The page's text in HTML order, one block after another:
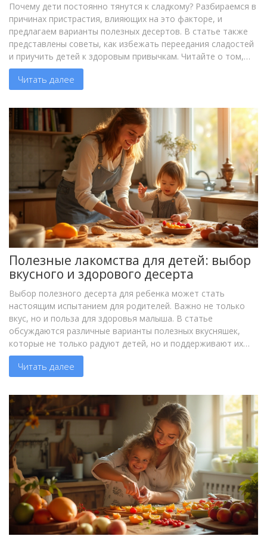
Почему дети постоянно тянутся к сладкому? Разбираемся в
причинах пристрастия, влияющих на это факторе, и
предлагаем варианты полезных десертов. В статье также
представлены советы, как избежать переедания сладостей
и приучить детей к здоровым привычкам. Читайте о том,
как обеспечить малышу вкусное и полезное питание.
Читать далее
Полезные лакомства для детей: выбор
вкусного и здорового десерта
Выбор полезного десерта для ребенка может стать
настоящим испытанием для родителей. Важно не только
вкус, но и польза для здоровья малыша. В статье
обсуждаются различные варианты полезных вкусняшек,
которые не только радуют детей, но и поддерживают их
здоровье. От фруктов до нежных пирогов, каждый
родитель найдет что-то подходящее для своего ребенка.
Читать далее